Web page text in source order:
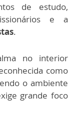
de estudo,
e a
.
no interior
como
o ambiente
grande foco